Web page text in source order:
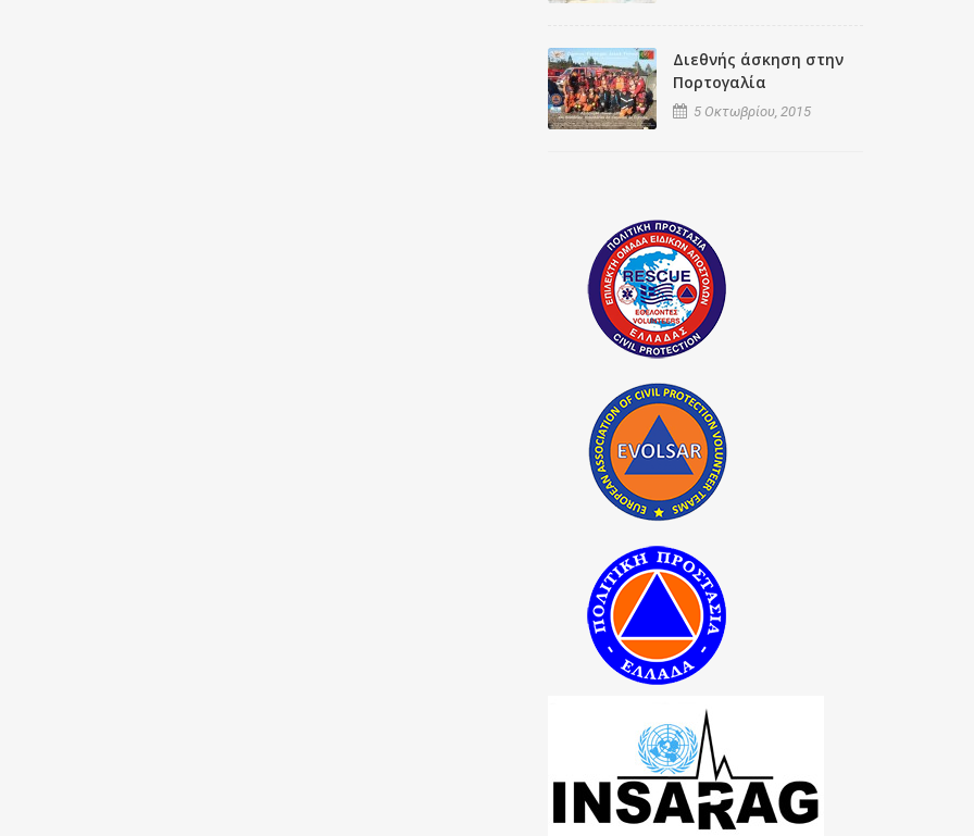
Διεθνής άσκηση στην
Πορτογαλία
5 Οκτωβρίου, 2015